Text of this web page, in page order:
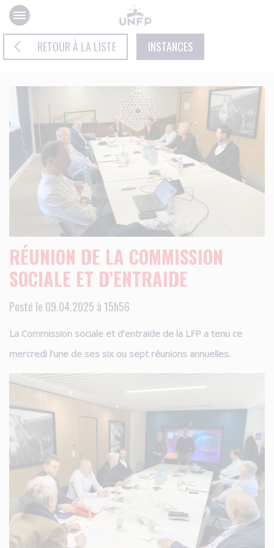
Panneau de gestion des cookies
RETOUR À LA LISTE INSTANCES
RÉUNION DE LA COMMISSION
SOCIALE ET D’ENTRAIDE
Posté le 09.04.2025 à 15h56
La Commission sociale et d’entraide de la LFP a tenu ce
mercredi l’une de ses six ou sept réunions annuelles.